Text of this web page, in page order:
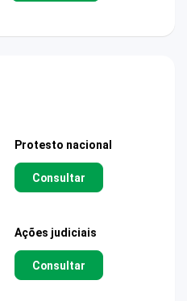
Protesto nacional
Consultar
Ações judiciais
Consultar